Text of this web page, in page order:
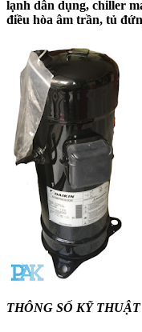
lạnh dân dụng, chiller
điều hòa âm trần, tủ
THÔNG SỐ KỸ THUẬT